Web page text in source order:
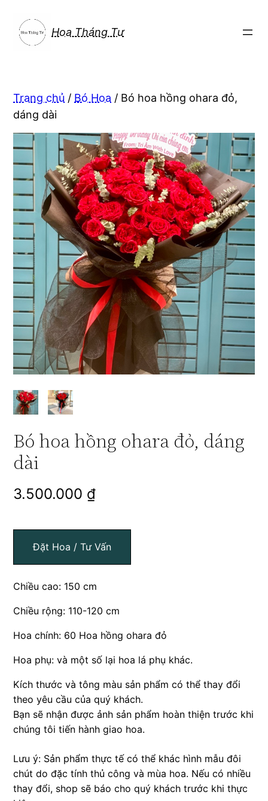
phần
Hoa Tháng Tư
Trang chủ / Bó Hoa / Bó hoa hồng ohara đỏ,
dáng dài
Bó hoa hồng ohara đỏ, dáng
dài
3.500.000 ₫
Đặt Hoa / Tư Vấn
Chiều cao: 150 cm
Chiều rộng: 110-120 cm
Hoa chính: 60 Hoa hồng ohara đỏ
Hoa phụ: và một số lại hoa lá phụ khác.
Kích thước và tông màu sản phẩm có thể thay đổi
theo yêu cầu của quý khách.
Bạn sẽ nhận được ảnh sản phẩm hoàn thiện trước khi
chúng tôi tiến hành giao hoa.
Lưu ý: Sản phẩm thực tế có thể khác hình mẫu đôi
chút do đặc tính thủ công và mùa hoa. Nếu có nhiều
thay đổi, shop sẽ báo cho quý khách trước khi thực